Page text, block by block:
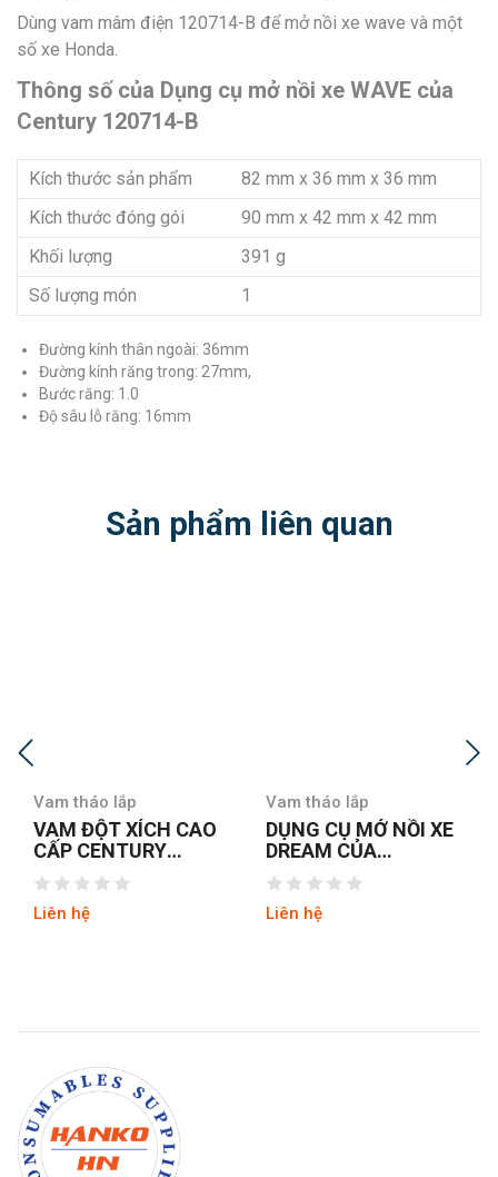
Dùng vam mâm điện 120714-B để mở nồi xe wave và một
số xe Honda.
Thông số của Dụng cụ mở nồi xe WAVE của
Century 120714-B
Kích thước sản phẩm
82 mm x 36 mm x 36 mm
Kích thước đóng gói
90 mm x 42 mm x 42 mm
Khối lượng
391 g
Số lượng món
1
Đường kính thân ngoài: 36mm
Đường kính răng trong: 27mm,
Bước răng: 1.0
Độ sâu lỗ răng: 16mm
Sản phẩm liên quan
Vam tháo lắp
VAM ĐỘT XÍCH CAO
CẤP CENTURY
160512-DC
Liên hệ
Vam tháo lắp
DỤNG CỤ MỞ NỒI XE
DREAM CỦA
CENTURY 120714-A
Liên hệ